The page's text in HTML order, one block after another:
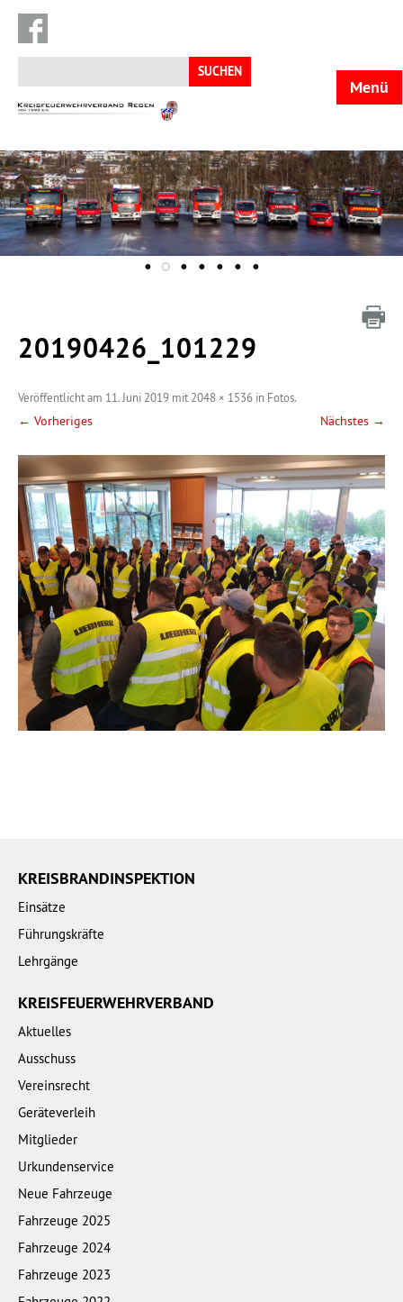
Suchen
nach:
KFV
Menü
20190426_101229
Veröffentlicht am 11. Juni 2019 mit 2048 × 1536 in Fotos.
← Vorheriges Nächstes →
KREISBRANDINSPEKTION
Einsätze
Führungskräfte
Lehrgänge
KREISFEUERWEHRVERBAND
Aktuelles
Ausschuss
Vereinsrecht
Geräteverleih
Mitglieder
Urkundenservice
Neue Fahrzeuge
Fahrzeuge 2025
Fahrzeuge 2024
Fahrzeuge 2023